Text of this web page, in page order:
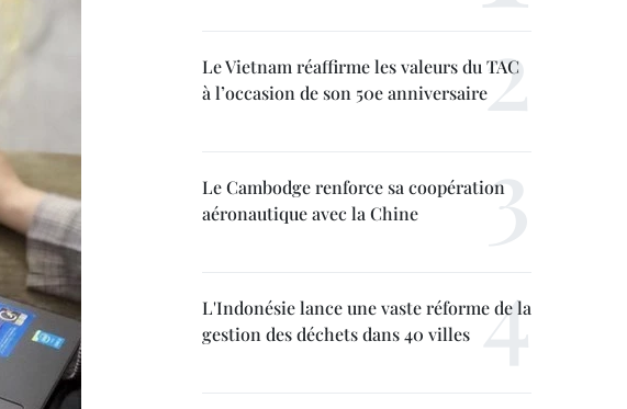
Le Vietnam réaffirme les valeurs du TAC
à l’occasion de son 50e anniversaire
Le Cambodge renforce sa coopération
aéronautique avec la Chine
L'Indonésie lance une vaste réforme de la
gestion des déchets dans 40 villes